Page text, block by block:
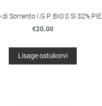
Sorrento I.G.P. BIO 0.5l 32%
€20.00
Lisage ostukorvi